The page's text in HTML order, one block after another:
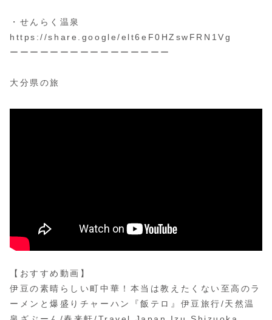
・せんらく温泉
https://share.google/elt6eF0HZswFRN1Vg
ーーーーーーーーーーーーーーーー
大分県の旅
【おすすめ動画】
伊豆の素晴らしい町中華！本当は教えたくない至高のラ
ーメンと爆盛りチャーハン『飯テロ』伊豆旅行/天然温